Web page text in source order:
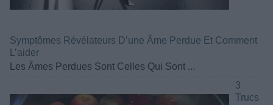
Symptômes Révélateurs D’une Âme Perdue Et Comment
L’aider
Les Âmes Perdues Sont Celles Qui Sont ...
3
Trucs